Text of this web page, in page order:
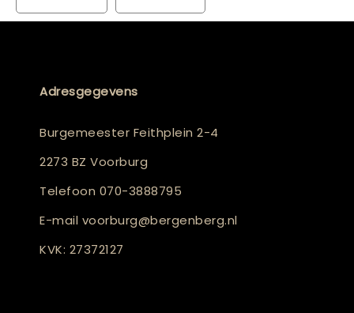
Adresgegevens
Burgemeester Feithplein 2-4
2273 BZ Voorburg
Telefoon 070-3888795
E-mail voorburg@bergenberg.nl
KVK: 27372127